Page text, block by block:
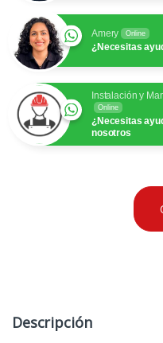
Amery Online
¿Necesitas
Instalación y
Online
¿Necesitas
nosotros
Descripción